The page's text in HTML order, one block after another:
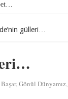
gülleri…
,Gönül Dünyamız,